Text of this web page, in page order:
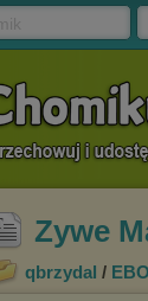
Zywe
qbrzydal /